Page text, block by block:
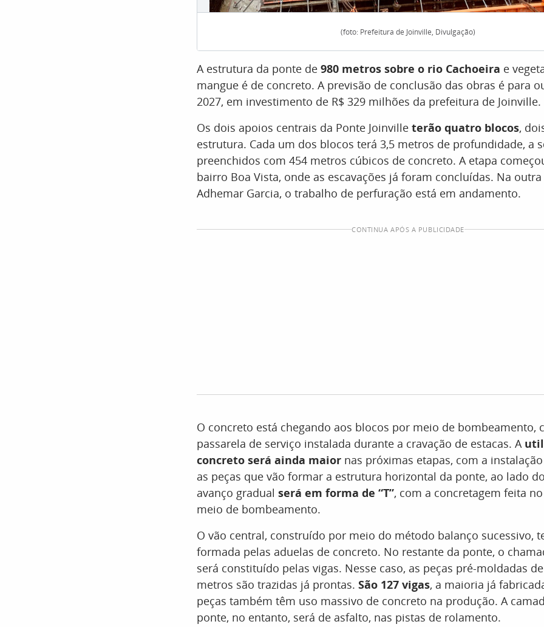
(foto: Prefeitura de Joinville, Divulgação)
A estrutura da ponte de 980 metros sobre o rio Cachoeira e
mangue é de concreto. A previsão de conclusão das obras é para
2027, em investimento de R$ 329 milhões da prefeitura de Joinville.
Os dois apoios centrais da Ponte Joinville terão quatro blocos,
estrutura. Cada um dos blocos terá 3,5 metros de profundidade, a
preenchidos com 454 metros cúbicos de concreto. A etapa
bairro Boa Vista, onde as escavações já foram concluídas. Na
Adhemar Garcia, o trabalho de perfuração está em andamento.
CONTINUA APÓS A PUBLICIDADE
O concreto está chegando aos blocos por meio de bombeamento,
passarela de serviço instalada durante a cravação de estacas. A
concreto será ainda maior nas próximas etapas, com a
as peças que vão formar a estrutura horizontal da ponte, ao lado
avanço gradual será em forma de “T”, com a concretagem feita
meio de bombeamento.
O vão central, construído por meio do método balanço sucessivo,
formada pelas aduelas de concreto. No restante da ponte, o
será constituído pelas vigas. Nesse caso, as peças pré-moldadas
metros são trazidas já prontas. São 127 vigas, a maioria já
peças também têm uso massivo de concreto na produção. A
ponte, no entanto, será de asfalto, nas pistas de rolamento.